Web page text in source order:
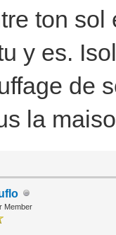
ton sol
y es.
de
la
Member